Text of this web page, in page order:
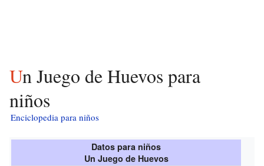
Un Juego de Huevos para
niños
Enciclopedia para niños
Datos para niños
Un Juego de Huevos